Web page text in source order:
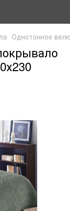
Однотонное